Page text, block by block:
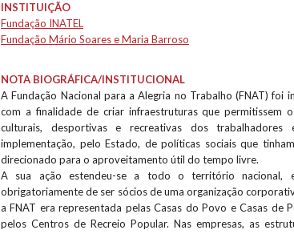
INSTITUIÇÃO
Fundação INATEL
Fundação Mário Soares e Maria Barroso
NOTA BIOGRÁFICA/INSTITUCIONAL
A Fundação Nacional para a Alegria no Trabalho (FNAT) foi
com a finalidade de criar infraestruturas que permitissem
culturais, desportivas e recreativas dos
implementação, pelo Estado, de políticas sociais que
direcionado para o aproveitamento útil do tempo livre.
A sua ação estendeu-se a todo o território nacional,
obrigatoriamente de ser sócios de uma organização
a FNAT era representada pelas Casas do Povo e Casas de
pelos Centros de Recreio Popular. Nas empresas, as